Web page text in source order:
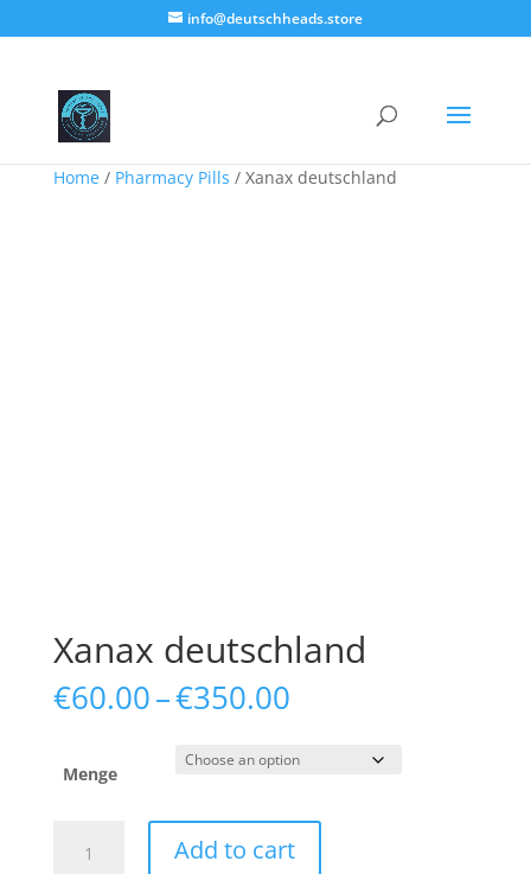
info@deutschheads.store
Home/ Pharmacy Pills / Xanax deutschland
Xanax deutschland
€60.00–€350.00Price
€60.00
through
Menge
deutschland
Add to cart